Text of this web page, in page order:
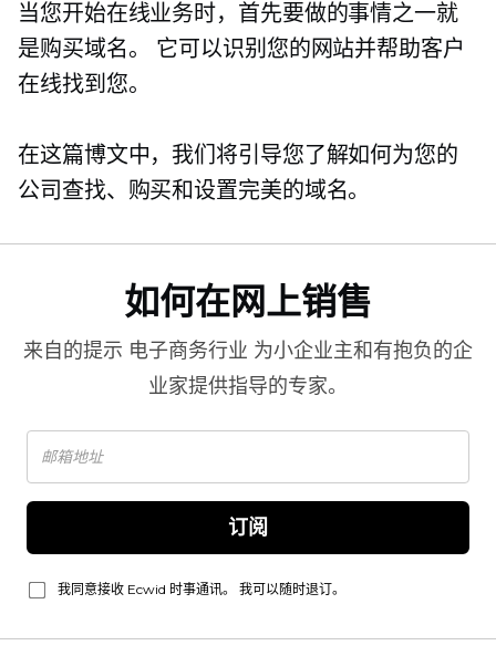
当您开始在线业务时，首先要做的事情之一就
是购买域名。 它可以识别您的网站并帮助客户
在线找到您。
在这篇博文中，我们将引导您了解如何为您的
公司查找、购买和设置完美的域名。
如何在网上销售
来自的提示 电子商务行业 为小企业主和有抱负的企
业家提供指导的专家。
订阅
我同意接收 Ecwid 时事通讯。 我可以随时退订。